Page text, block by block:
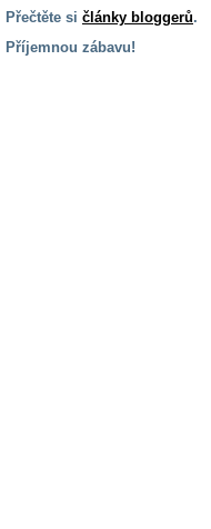
Přečtěte si články bloggerů.
Příjemnou zábavu!